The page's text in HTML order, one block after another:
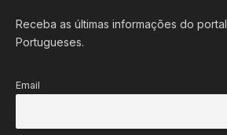
Receba as últimas informações do
Portugueses.
Email